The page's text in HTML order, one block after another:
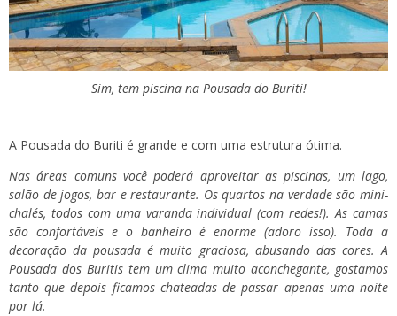
Sim, tem piscina na Pousada do Buriti!
A Pousada do Buriti é grande e com uma estrutura ótima.
Nas áreas comuns você poderá aproveitar as piscinas, um lago,
salão de jogos, bar e restaurante. Os quartos na verdade são mini-
chalés, todos com uma varanda individual (com redes!). As camas
são confortáveis e o banheiro é enorme (adoro isso). Toda a
decoração da pousada é muito graciosa, abusando das cores. A
Pousada dos Buritis tem um clima muito aconchegante, gostamos
tanto que depois ficamos chateadas de passar apenas uma noite
por lá.